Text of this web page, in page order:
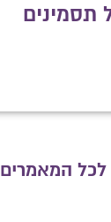
תסמינים
לכל המאמרים